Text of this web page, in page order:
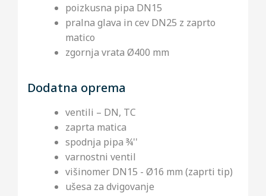
poizkusna pipa DN15
pralna glava in cev DN25 z zaprto
matico
zgornja vrata Ø400 mm
Dodatna oprema
ventili – DN, TC
zaprta matica
spodnja pipa ¾''
varnostni ventil
višinomer DN15 - Ø16 mm (zaprti tip)
ušesa za dvigovanje